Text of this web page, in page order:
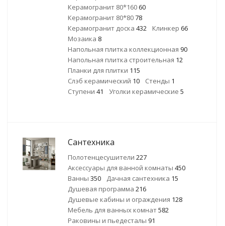
Керамогранит 80*160 60
Керамогранит 80*8078
Керамогранит доска 432 Клинкер 66
Мозаика 8
Напольная плитка коллекционная 90
Напольная плитка строительная 12
Планки для плитки 115
Слэб керамический 10 Стенды 1
Ступени 41 Уголки керамические 5
Сантехника
Полотенцесушители 227
Аксессуары для ванной комнаты 450
Ванны 350 Дачная сантехника 15
Душевая программа 216
Душевые кабины и ограждения 128
Мебель для ванных комнат582
Раковины и пьедесталы 91